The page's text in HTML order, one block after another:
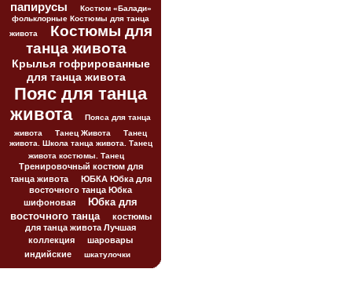
папирусы
Костюм «Балади»
фольклорные Костюмы для танца
живота
Костюмы для
танца живота
Крылья гофрированные
для танца живота
Пояс для танца
живота
Пояса для танца
живота
Танец Живота
Танец
живота. Школа танца живота. Танец
живота костюмы. Танец
Тренировочный костюм для
танца живота
ЮБКА Юбка для
восточного танца Юбка
шифоновая
Юбка для
восточного танца
костюмы
для танца живота Лучшая
коллекция
шаровары
индийские
шкатулочки